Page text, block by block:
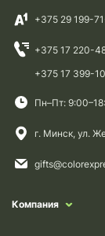
+375 29 199-
+375 17 220-
+375 17 399-
Пн–Пт:
г. Минск, ул.
Компания